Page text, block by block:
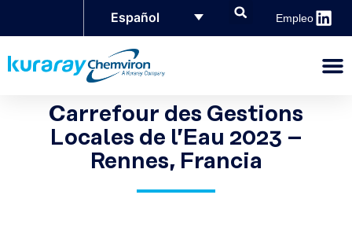
Empleo
Español
Carrefour des Gestions
Locales de l’Eau 2023 –
Rennes, Francia